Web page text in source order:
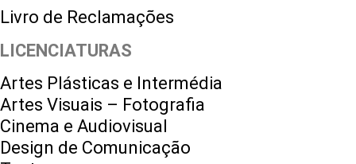
Livro de Reclamações
LICENCIATURAS
Artes Plásticas e Intermédia
Artes Visuais – Fotografia
Cinema e Audiovisual
Design de Comunicação